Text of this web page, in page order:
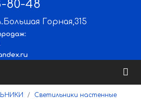
80-48
Горная,315
Светильники настенные